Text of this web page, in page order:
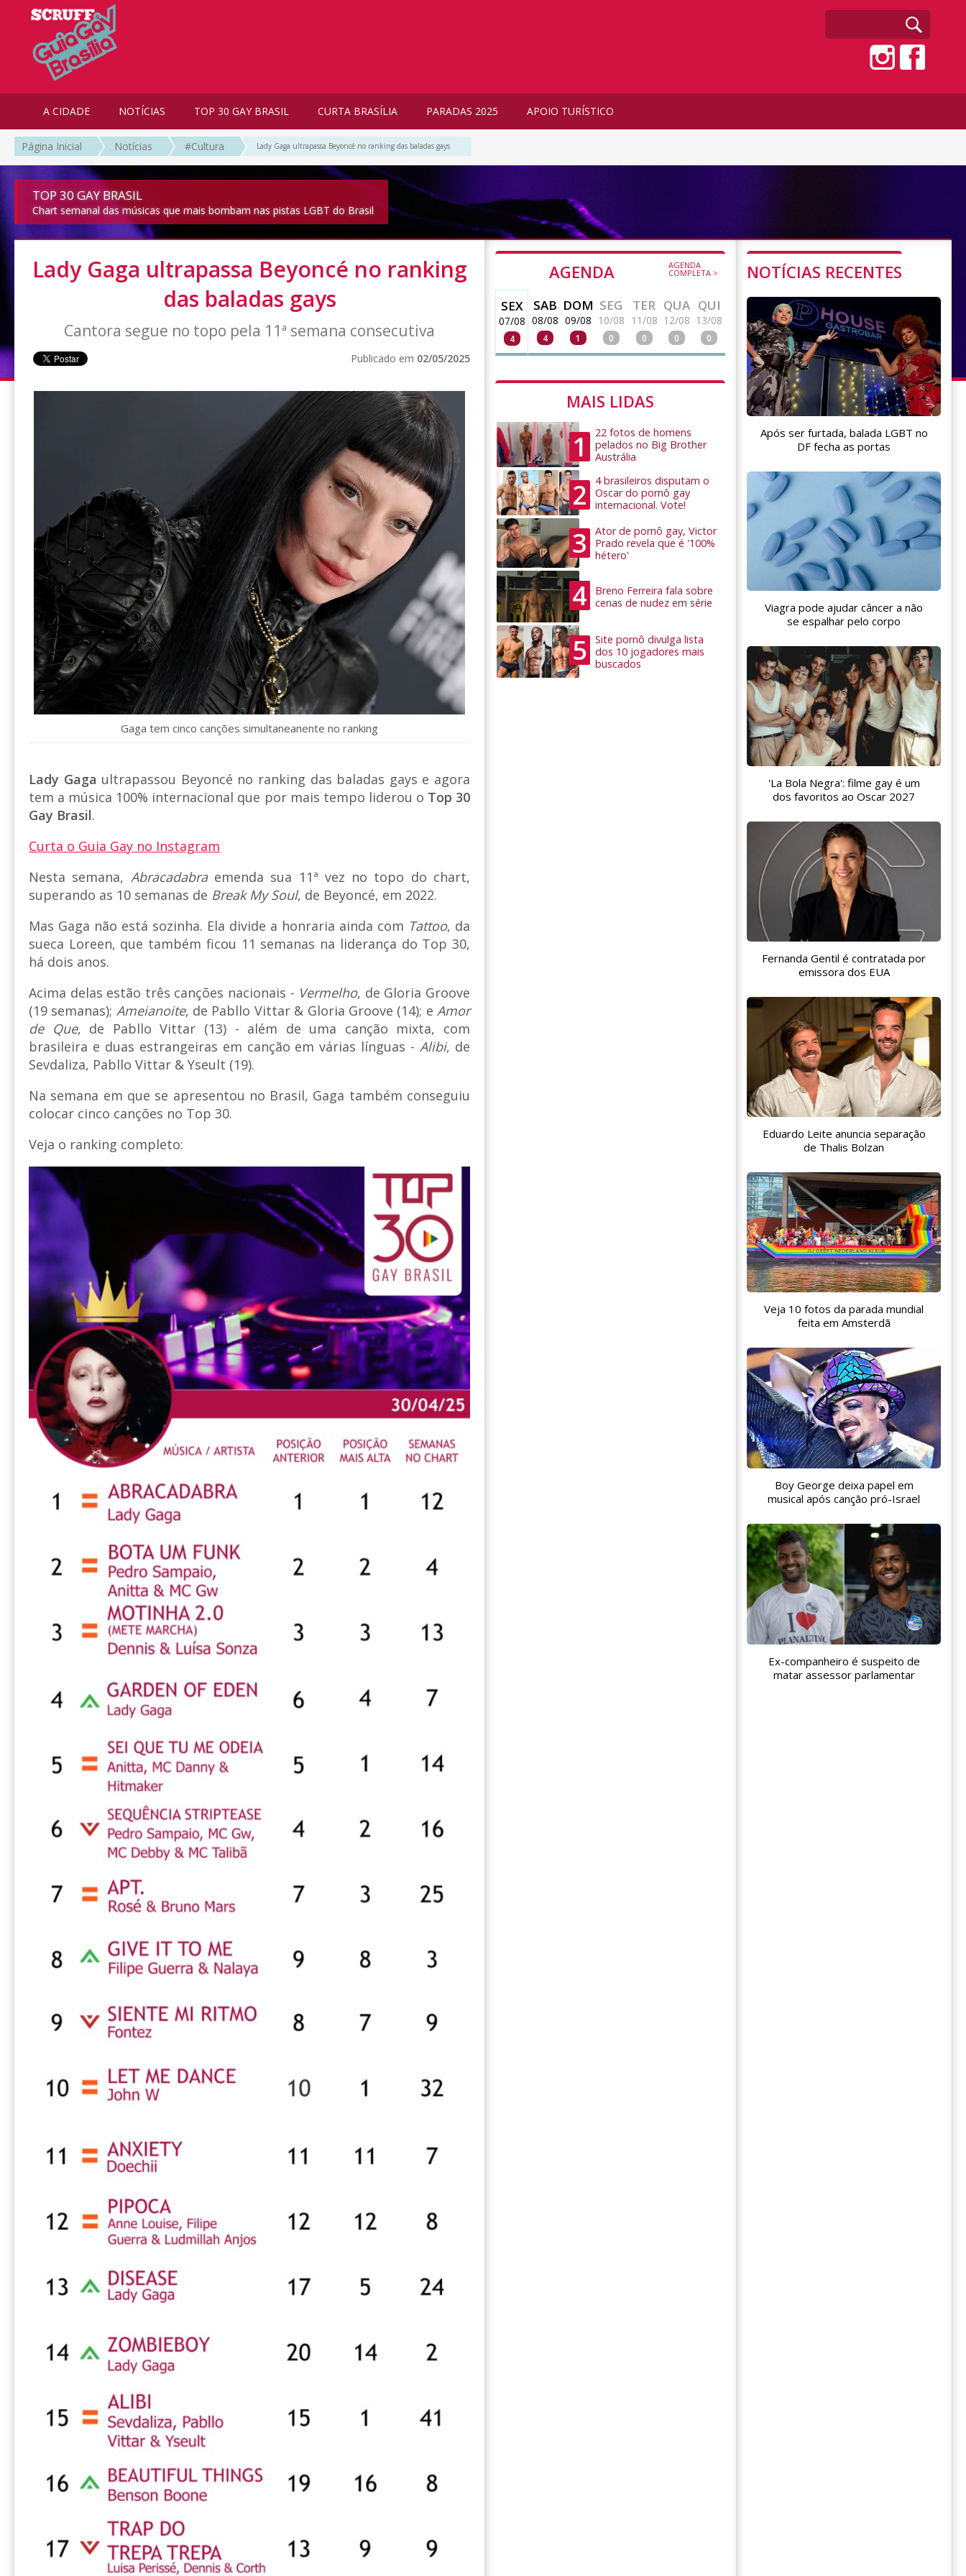
A CIDADE NOTÍCIAS TOP 30 GAY BRASIL CURTA BRASÍLIA PARADAS 2025 APOIO TURÍSTICO
Página Inicial Notícias #Cultura Lady Gaga ultrapassa Beyoncé no ranking das baladas gays
TOP 30 GAY BRASIL
Chart semanal das músicas que mais bombam nas pistas LGBT do Brasil
Lady Gaga ultrapassa Beyoncé no ranking
das baladas gays
Cantora segue no topo pela 11ª semana consecutiva
Publicado em 02/05/2025
Gaga tem cinco canções simultaneanente no ranking
Lady Gaga ultrapassou Beyoncé no ranking das baladas gays e agora
tem a música 100% internacional que por mais tempo liderou o Top 30
Gay Brasil.
Curta o Guia Gay no Instagram
Nesta semana, Abracadabraemenda sua 11ª vez no topo do chart,
superando as 10 semanas de Break My Soul, de Beyoncé, em 2022.
Mas Gaga não está sozinha. Ela divide a honraria ainda com Tattoo, da
sueca Loreen, que também ficou 11 semanas na liderança do Top 30,
há dois anos.
Acima delas estão três canções nacionais - Vermelho, de Gloria Groove
(19 semanas); Ameianoite, de Pabllo Vittar & Gloria Groove (14); eAmor
de Que, de Pabllo Vittar (13) - além de uma canção mixta, com
brasileira e duas estrangeiras em canção em várias línguas -Alibi, de
Sevdaliza, Pabllo Vittar & Yseult (19).
Na semana em que se apresentou no Brasil, Gaga também conseguiu
colocar cinco canções no Top 30.
Veja o ranking completo:
AGENDA AGENDA
COMPLETA >
SEX
07/08
4
SAB
08/08
4
DOM
09/08
1
SEG
10/08
0
TER
11/08
0
QUA
12/08
0
QUI
13/08
0
MAIS LIDAS
1
22 fotos de homens
pelados no Big Brother
Austrália
2
4 brasileiros disputam o
Oscar do pornô gay
internacional. Vote!
3
Ator de pornô gay, Victor
Prado revela que é '100%
hétero'
4
Breno Ferreira fala sobre
cenas de nudez em série
5
Site pornô divulga lista
dos 10 jogadores mais
buscados
NOTÍCIAS RECENTES
Após ser furtada, balada LGBT no
DF fecha as portas
Viagra pode ajudar câncer a não
se espalhar pelo corpo
'La Bola Negra': filme gay é um
dos favoritos ao Oscar 2027
Fernanda Gentil é contratada por
emissora dos EUA
Eduardo Leite anuncia separação
de Thalis Bolzan
Veja 10 fotos da parada mundial
feita em Amsterdã
Boy George deixa papel em
musical após canção pró-Israel
Ex-companheiro é suspeito de
matar assessor parlamentar